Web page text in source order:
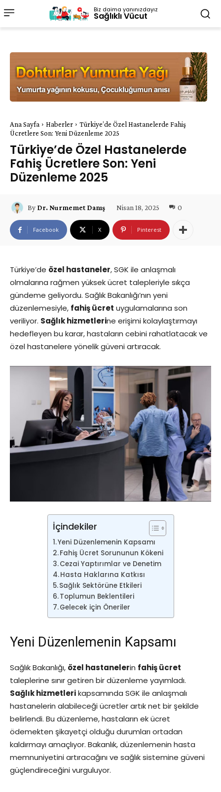
Biz daima yanınızdayız
Sağlıklı Vücut
Ana Sayfa Haberler
Türkiye’de Özel Hastanelerde Fahiş
Ücretlere Son: Yeni Düzenleme 2025
Türkiye’de Özel Hastanelerde
Fahiş Ücretlere Son: Yeni
Düzenleme 2025
By Dr. Nurmemet Danış Nisan 18, 2025 0
Facebook X Pinterest
Türkiye’de özel hastaneler, SGK ile anlaşmalı
olmalarına rağmen yüksek ücret talepleriyle sıkça
gündeme geliyordu. Sağlık Bakanlığı’nın yeni
düzenlemesiyle, fahiş ücret uygulamalarına son
veriliyor. Sağlık hizmetlerine erişimi kolaylaştırmayı
hedefleyen bu karar, hastaların cebini rahatlatacak ve
özel hastanelere yönelik güveni artıracak.
İçindekiler
Yeni Düzenlemenin Kapsamı
Fahiş Ücret Sorununun Kökeni
Cezai Yaptırımlar ve Denetim
Hasta Haklarına Katkısı
Sağlık Sektörüne Etkileri
Toplumun Beklentileri
Gelecek için Öneriler
Yeni Düzenlemenin Kapsamı
Sağlık Bakanlığı, özel hastanelerin fahiş ücret
taleplerine sınır getiren bir düzenleme yayımladı.
Sağlık hizmetlerikapsamında SGK ile anlaşmalı
hastanelerin alabileceği ücretler artık net bir şekilde
belirlendi. Bu düzenleme, hastaların ek ücret
ödemekten şikayetçi olduğu durumları ortadan
kaldırmayı amaçlıyor. Bakanlık, düzenlemenin hasta
memnuniyetini artıracağını ve sağlık sistemine güveni
güçlendireceğini vurguluyor.